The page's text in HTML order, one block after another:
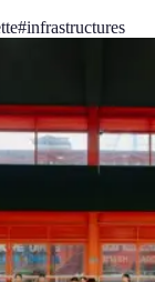
#infrastructures